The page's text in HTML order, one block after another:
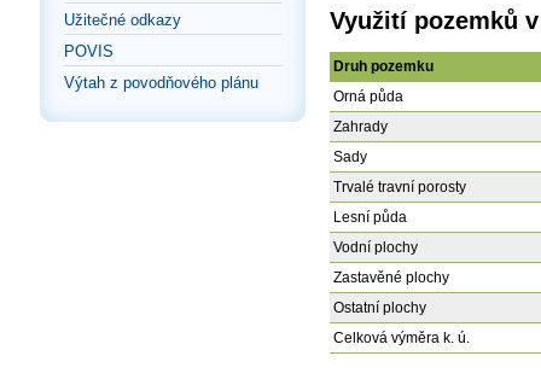
Užitečné odkazy
POVIS
Výtah z povodňového plánu
Využití pozemků
Druh pozemku
Orná půda
Zahrady
Sady
Trvalé travní porosty
Lesní půda
Vodní plochy
Zastavěné plochy
Ostatní plochy
Celková výměra k. ú.